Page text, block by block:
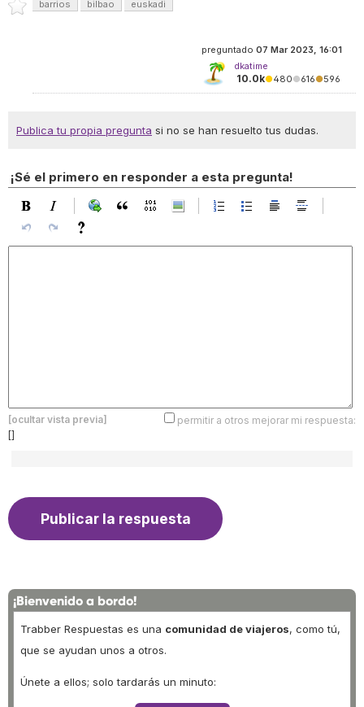
barrios bilbao euskadi
preguntado 07 Mar 2023, 16:01
dkatime
10.0k●480●616●596
Publica tu propia pregunta si no se han resuelto tus dudas.
¡Sé el primero en responder a esta pregunta!
[ocultar vista previa]
permitir a otros mejorar mi respuesta:
[]
¡Bienvenido a bordo!
Trabber Respuestas es una comunidad de viajeros, como tú,
que se ayudan unos a otros.
Únete a ellos; solo tardarás un minuto: